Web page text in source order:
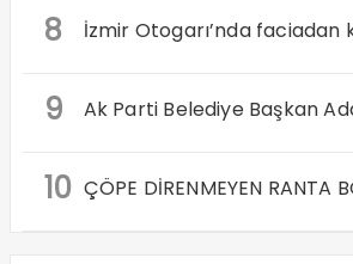
8 İzmir Otogarı’nda faciadan
9 Ak Parti Belediye Başkan
10 ÇÖPE DİRENMEYEN RANTA